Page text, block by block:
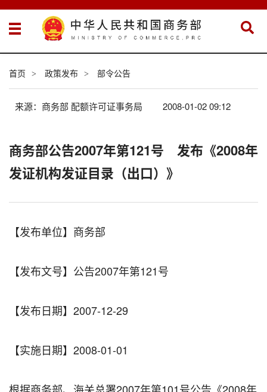
首页 > 政策发布 > 部令公告
来源：商务部 配额许可证事务局 2008-01-02 09:12
商务部公告2007年第121号 发布《2008年
发证机构发证目录（出口）》
【发布单位】商务部
【发布文号】公告2007年第121号
【发布日期】2007-12-29
【实施日期】2008-01-01
根据商务部、海关总署2007年第101号公告《2008年